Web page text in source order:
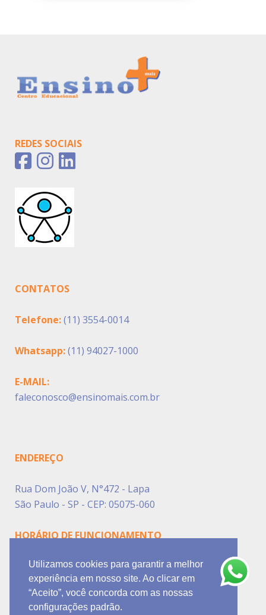
Utilizamos cookies para garantir a melhor
experiência em nosso site. Ao clicar em
“Aceito”, você concorda com as nossas
configurações padrão.
REDES SOCIAIS
CONTATOS
Telefone:(11) 3554-0014
Whatsapp:(11) 94027-1000
E-MAIL:
faleconosco@ensinomais.com.br
ENDEREÇO
Rua Dom João V, N°472 - Lapa
São Paulo - SP - CEP: 05075-060
HORÁRIO DE FUNCIONAMENTO
Segunda à Sexta das 10h00 às 16h00
Sábado das 09h00 às 12h00.